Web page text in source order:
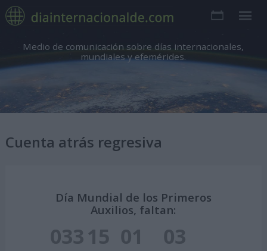
Medio de comunicación sobre días internacionales,
mundiales y efemérides.
Cuenta atrás regresiva
Día Mundial de los Primeros
Auxilios, faltan:
03315 01 02